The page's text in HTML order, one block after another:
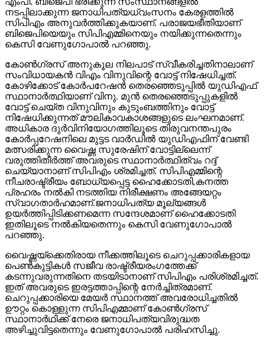
നടപ്പിലാക്കുന്ന ജനാധിപത്യധ്വംസനം കേരളത്തില്‍
സിപിഎം അനുവര്‍ത്തിക്കുകയാണ്. പരാജയഭീതിയാണ്
ബിജെപിയെയും സിപിഎമ്മിനെയും നയിക്കുന്നതെന്നും
കെസി വേണുഗോപാല്‍ പറഞ്ഞു.
കോണ്‍ഗ്രസ് അനുകൂല നിലപാട് സ്വീകരിച്ചതിനാലാണ്
സംവിധായകന്‍ വിഎം വിനുവിന്റെ വോട്ട് നിഷേധിച്ചത്.
കോഴിക്കോട് കോര്‍പറേഷന്‍ തെരഞ്ഞെടുപ്പില്‍ യുഡിഎഫ്
സ്ഥാനാര്‍ത്ഥിയാണ് വിനു. മുന്‍ തെരഞ്ഞെടുപ്പുകളില്‍
വോട്ട് ചെയ്ത വിനുവിനും കുടുംബത്തിനും വോട്ട്
നിഷേധിക്കുന്നത് മൗലികാവകാശങ്ങളുടെ ലംഘനമാണ്.
അധികാര ദുര്‍വിനിയോഗത്തിലൂടെ തിരുവനന്തപുരം
കോര്‍പ്പറേഷനിലെ മുട്ടട വാര്‍ഡില്‍ യുഡിഎഫിന് വേണ്ടി
മത്സരിക്കുന്ന വൈഷ്ണ സുരേഷിന് വോട്ടില്ലെന്ന്
വരുത്തിതീര്‍ത്ത് അവരുടെ സ്ഥാനാര്‍ത്ഥിത്വം റദ്ദ്
ചെയ്യാനാണ് സിപിഎം ശ്രമിച്ചത്. സിപിഎമ്മിന്റെ
നീചരാഷ്ട്രീയം ബോധ്യപ്പെട്ട ഹൈക്കോടതി,കനത്ത
പ്രഹരം നല്‍കി നടത്തിയ നിരീക്ഷണം അങ്ങേയറ്റം
സ്വാഗതാര്‍ഹമാണ്.ജനാധിപത്യ മൂല്യങ്ങള്‍
ഉയര്‍ത്തിപ്പിടിക്കണമെന്ന സന്ദേശമാണ് ഹൈക്കോടതി
ഇതിലൂടെ നല്‍കിയതെന്നും കെസി വേണുഗോപാല്‍
പറഞ്ഞു.
വൈഷ്ണയ്‌ക്കെതിരായ നീക്കത്തിലൂടെ ചെറുപ്പക്കാരികളായ
പെണ്‍കുട്ടികള്‍ സജീവ രാഷ്ട്രീയരംഗത്തേക്ക്
കടന്നുവരുന്നതിനെ തടയിടാനാണ് സിപിഎം പരിശ്രമിച്ചത്.
ഇത് അവരുടെ ഇരട്ടത്താപ്പിന്റെ നേര്‍ച്ചിത്രമാണ്.
ചെറുപ്പക്കാരിയെ മേയര്‍ സ്ഥാനത്ത് അവരോധിച്ചതില്‍
ഊറ്റം കൊള്ളുന്ന സിപിഎമ്മാണ് കോണ്‍ഗ്രസ്
സ്ഥാനാര്‍ഥിക്ക് നേരെ ജനാധിപത്യവിരുദ്ധത
അഴിച്ചുവിട്ടതെന്നും വേണുഗോപാല്‍ പരിഹസിച്ചു.